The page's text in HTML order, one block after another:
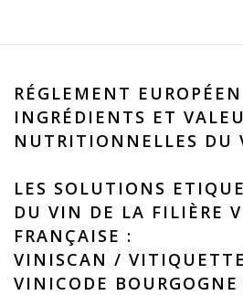
RÉGLEMENT
INGRÉDIENTS ET
NUTRITIONNELLES DU
LES SOLUTIONS
DU VIN DE LA FILIÈRE
FRANÇAISE :
VINISCAN /
VINICODE BOURGOGNE